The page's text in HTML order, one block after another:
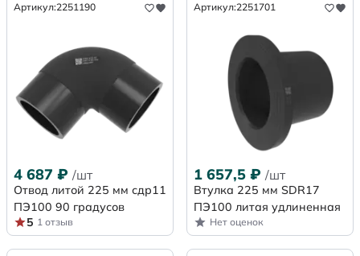
Артикул:2251190
4 687 ₽ /шт
Отвод литой 225 мм сдр11
ПЭ100 90 градусов
5 1 отзыв
Артикул:2251701
1 657,5 ₽ /шт
Втулка 225 мм SDR17
ПЭ100 литая удлиненная
Нет оценок